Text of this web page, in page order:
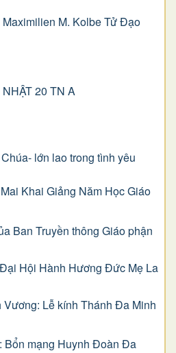
M. Kolbe Tử Đạo
20 TN A
lớn lao trong tình yêu
Khai Giảng Năm Học Giáo
Ban Truyền thông Giáo phận
Hội Hành Hương Đức Mẹ La
Vương: Lễ kính Thánh Đa Minh
Bổn mạng Huynh Đoàn Đa